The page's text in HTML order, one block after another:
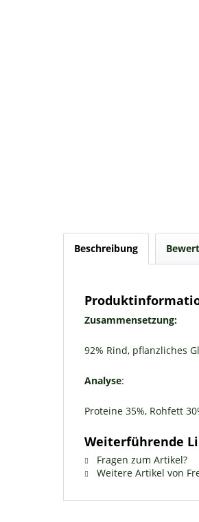
Beschreibung
Zusammensetzung:
92% Rind, pflanzliches
Analyse:
Proteine 35%, Rohfett
Weiterführende
Fragen zum Artikel?
Weitere Artikel von